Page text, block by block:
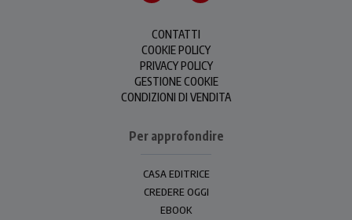
CONTATTI
COOKIE POLICY
PRIVACY POLICY
GESTIONE COOKIE
CONDIZIONI DI VENDITA
Per approfondire
CASA EDITRICE
CREDERE OGGI
EBOOK